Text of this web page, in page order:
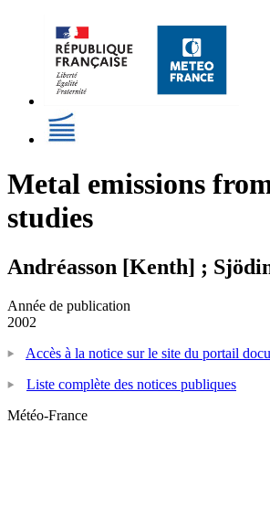
Metal emissions
studies
Andréasson [Kenth] ;
Année de publication
2002
Accès à la notice sur le site du portail
Liste complète des notices publiques
Météo-France